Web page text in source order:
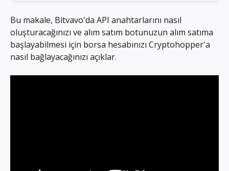
Bu makale, Bitvavo'da API anahtarlarını nasıl
oluşturacağınızı ve alım satım botunuzun alım satıma
başlayabilmesi için borsa hesabınızı Cryptohopper'a
nasıl bağlayacağınızı açıklar.